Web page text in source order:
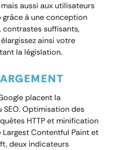
aussi aux utilisateurs
à une conception
contrastes suffisants,
ainsi votre
la législation.
placent la
Optimisation des
HTTP et minification
Contentful Paint et
deux indicateurs